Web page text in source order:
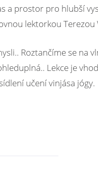
a prostor pro hlubší
lektorkou Terezou
Roztančíme se na
Lekce je
učení vinjása jógy.